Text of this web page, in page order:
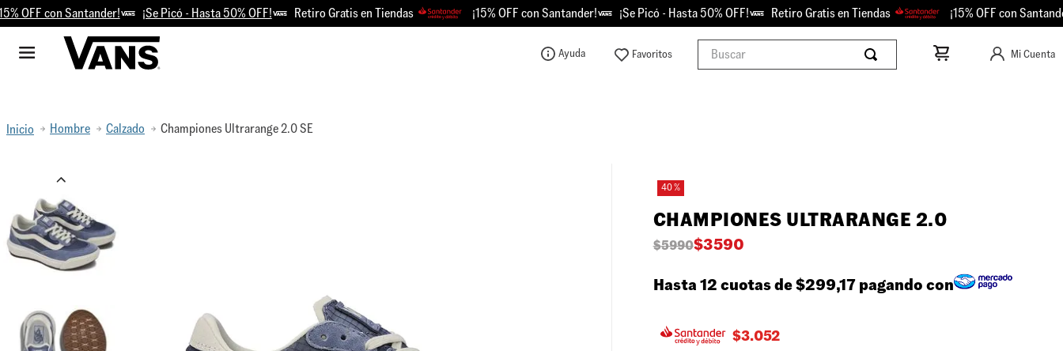
con Santander! ¡Se Picó - Hasta 50% OFF! Retiro Gratis en Tiendas ¡15% OFF con Santander! ¡Se Picó - Hasta 50% OFF! Retiro Gratis en Tiendas ¡15% OFF con Santander!
Ayuda Buscar
Mi Cuenta
Hombre Calzado Championes Ultrarange 2.0 SE
40 %
CHAMPIONES ULTRARANGE 2.0
$3590
$5990
Hasta 12 cuotas de$299,17pagando con
$3.052
9.